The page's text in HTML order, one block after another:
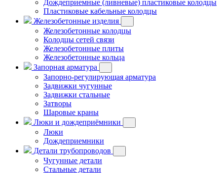
Дождеприемные (ливневые) пластиковые колодцы
Пластиковые кабельные колодцы
Железобетонные изделия
Железобетонные колодцы
Колодцы сетей связи
Железобетонные плиты
Железобетонные кольца
Запорная арматура
Запорно-регулирующая арматура
Задвижки чугунные
Задвижки стальные
Затворы
Шаровые краны
Люки и дождеприёмники
Люки
Дождеприемники
Детали трубопроводов
Чугунные детали
Стальные детали